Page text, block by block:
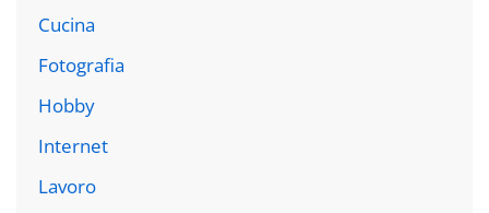
Cucina
Fotografia
Hobby
Internet
Lavoro